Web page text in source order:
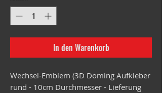
In den Warenkorb
Wechsel-Emblem (3D Doming Aufkleber
rund - 10cm Durchmesser - Lieferung